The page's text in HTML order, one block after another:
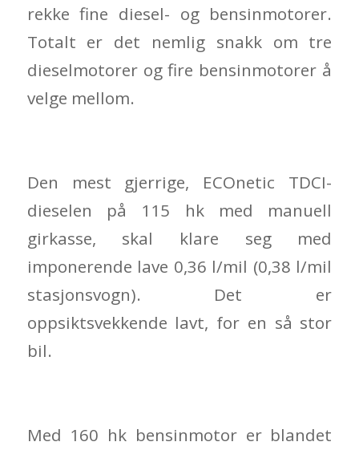
rekke fine diesel- og bensinmotorer.
Totalt er det nemlig snakk om tre
dieselmotorer og fire bensinmotorer å
velge mellom.
Den mest gjerrige, ECOnetic TDCI-
dieselen på 115 hk med manuell
girkasse, skal klare seg med
imponerende lave 0,36 l/mil (0,38 l/mil
stasjonsvogn). Det er
oppsiktsvekkende lavt, for en så stor
bil.
Med 160 hk bensinmotor er blandet